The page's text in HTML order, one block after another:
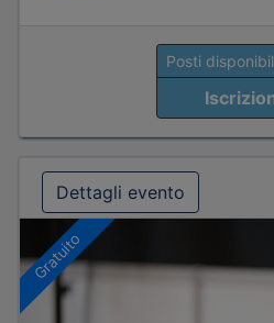
Posti
Dettagli evento
Gratuito